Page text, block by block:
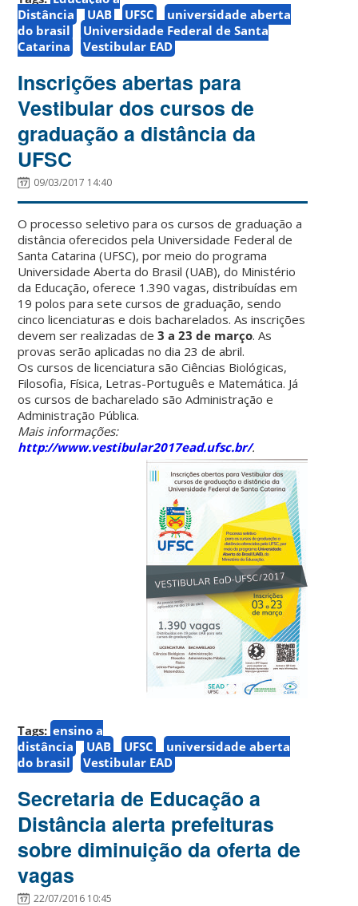
Distância
UAB UFSC
universidade aberta
do brasil
Universidade Federal de Santa
Catarina
Vestibular EAD
Inscrições abertas para
Vestibular dos cursos de
graduação a distância da
UFSC
09/03/2017 14:40
O processo seletivo para os cursos de graduação a
distância oferecidos pela Universidade Federal de
Santa Catarina (UFSC), por meio do programa
Universidade Aberta do Brasil (UAB), do Ministério
da Educação, oferece 1.390 vagas, distribuídas em
19 polos para sete cursos de graduação, sendo
cinco licenciaturas e dois bacharelados. As inscrições
devem ser realizadas de3 a 23 de março. As
provas serão aplicadas no dia 23 de abril.
Os cursos de licenciatura são Ciências Biológicas,
Filosofia, Física, Letras-Português e Matemática. Já
os cursos de bacharelado são Administração e
Administração Pública.
Mais informações:
http://www.vestibular2017ead.ufsc.br/.
Tags: ensino a
distância
UAB UFSC
universidade aberta
do brasil
Vestibular EAD
Secretaria de Educação a
Distância alerta prefeituras
sobre diminuição da oferta de
vagas
22/07/2016 10:45